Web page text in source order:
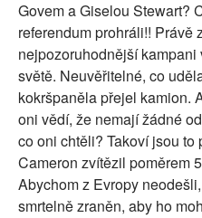
Govem a Giselou Stewart?
referendum prohráli!! Právě
nejpozoruhodnější
světě. Neuvěřitelné, co
kokršpaněla přejel kamion.
oni vědí, že nemají žádné
co oni chtěli? Takoví jsou
Cameron zvítězil poměrem
Abychom z Evropy
smrtelně zraněn, aby ho